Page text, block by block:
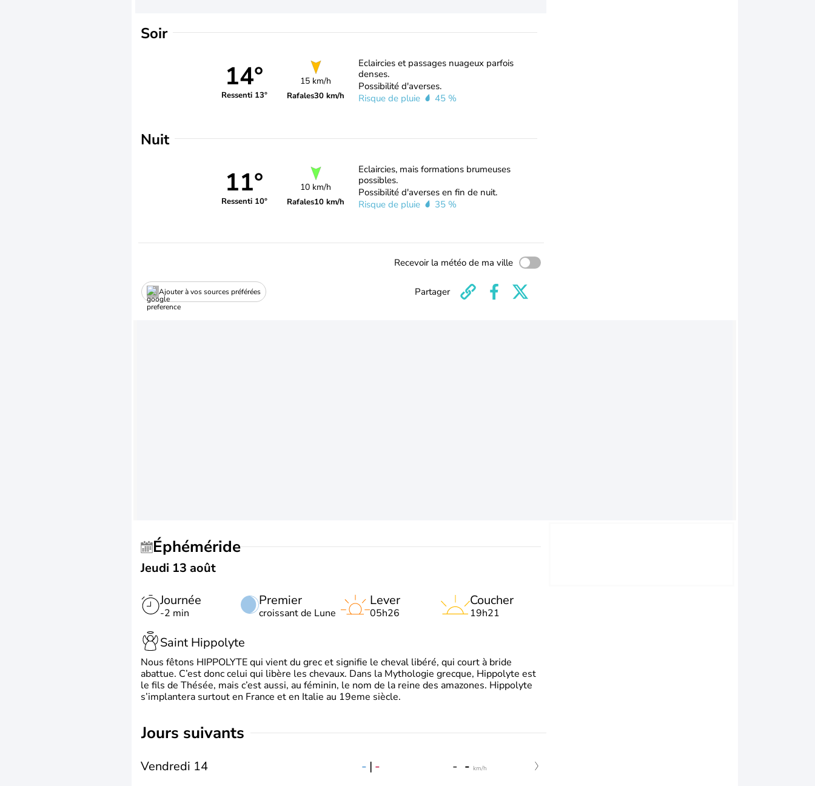
Soir
14°
Ressenti 13°
15 km/h
Rafales30 km/h
Eclaircies et passages nuageux parfois
denses.
Possibilité d'averses.
Risque de pluie
45 %
Nuit
11°
Ressenti 10°
10 km/h
Rafales10 km/h
Eclaircies, mais formations brumeuses
possibles.
Possibilité d'averses en fin de nuit.
Risque de pluie
35 %
Recevoir la météo de ma ville
Ajouter à vos sources préférées Partager
Éphéméride
Jeudi 13 août
Journée
-2 min
Premier
croissant de Lune
Lever
05h26
Coucher
19h21
Saint Hippolyte
Nous fêtons HIPPOLYTE qui vient du grec et signifie le cheval libéré, qui court à bride
abattue. C’est donc celui qui libère les chevaux. Dans la Mythologie grecque, Hippolyte est
le fils de Thésée, mais c’est aussi, au féminin, le nom de la reine des amazones. Hippolyte
s’implantera surtout en France et en Italie au 19eme siècle.
jours suivants
Vendredi 14 - | - - - km/h